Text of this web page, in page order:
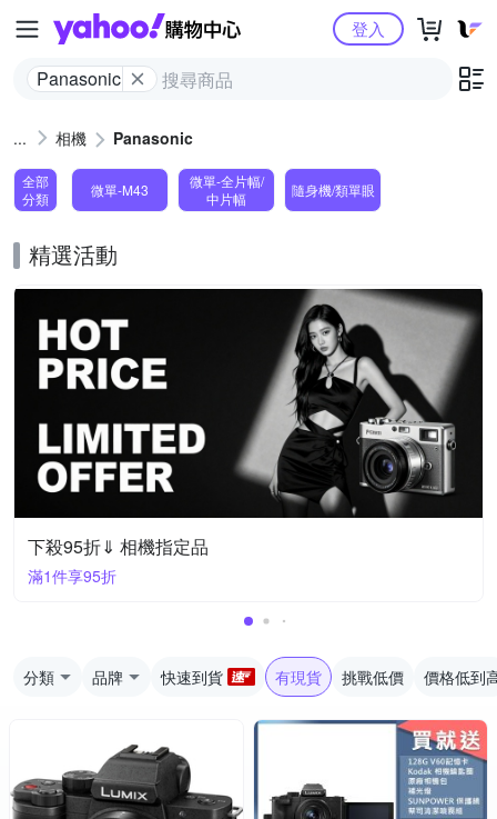
Yahoo購物中心
Panasonic
登入
相機 Panasonic
全部
分類
微單-M43
微單-全片幅/
中片幅
隨身機/類單眼
精選活動
下殺95折⇓ 相機指定品
滿1件享95折
分類 品牌 快速到貨 有現貨 挑戰低價 價格低到